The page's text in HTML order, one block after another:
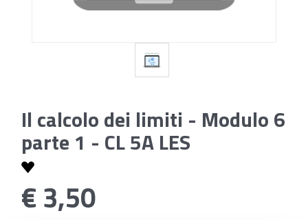
Il calcolo dei limiti - Modulo 6
parte 1 - CL 5A LES
€ 3,50